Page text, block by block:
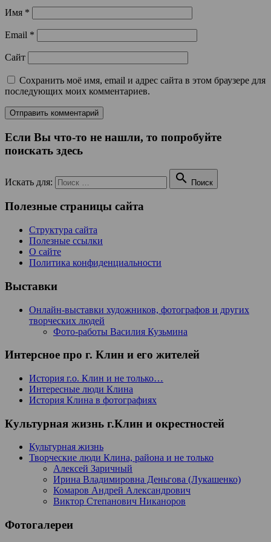
Имя *
Email *
Сайт
Сохранить моё имя, email и адрес сайта в этом браузере для
последующих моих комментариев.
Если Вы что-то не нашли, то попробуйте
поискать здесь
Искать для:  Поиск
Полезные страницы сайта
Структура сайта
Полезные ссылки
О сайте
Политика конфиденциальности
Выставки
Онлайн-выставки художников, фотографов и других
творческих людей
Фото-работы Василия Кузьмина
Интерсное про г. Клин и его жителей
История г.о. Клин и не только…
Интересные люди Клина
История Клина в фотографиях
Культурная жизнь г.Клин и окрестностей
Культурная жизнь
Творческие люди Клина, района и не только
Алексей Заричный
Ирина Владимировна Деньгова (Лукашенко)
Комаров Андрей Александрович
Виктор Степанович Никаноров
Фотогалереи